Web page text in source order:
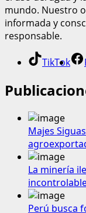
mundo. Nuestro
informada y
responsable.
TikTok
Majes
La minería
Perú busca